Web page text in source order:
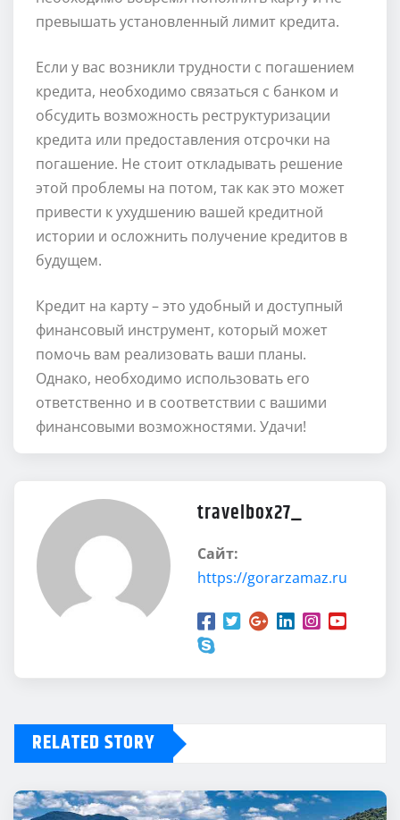
превышать установленный лимит кредита.
Если у вас возникли трудности с погашением
кредита, необходимо связаться с банком и
обсудить возможность реструктуризации
кредита или предоставления отсрочки на
погашение. Не стоит откладывать решение
этой проблемы на потом, так как это может
привести к ухудшению вашей кредитной
истории и осложнить получение кредитов в
будущем.
Кредит на карту – это удобный и доступный
финансовый инструмент, который может
помочь вам реализовать ваши планы.
Однако, необходимо использовать его
ответственно и в соответствии с вашими
финансовыми возможностями. Удачи!
travelbox27_
Сайт:
https://gorarzamaz.ru
RELATED STORY